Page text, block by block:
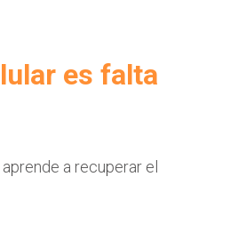
es falta
a recuperar el